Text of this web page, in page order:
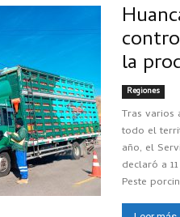
la
Regiones
Tras varios
todo el
año, el
declaró a
Peste